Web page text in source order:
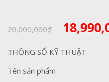
20,000,000₫ Giá
gốc
là:
THÔNG SỐ KỸ THUẬT
Tên sản phẩm